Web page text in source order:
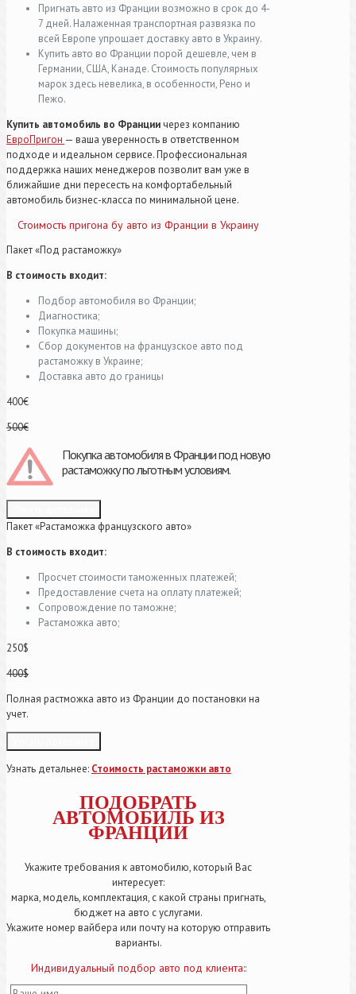
Пригнать авто из Франции возможно в срок до 4-
7 дней. Налаженная транспортная развязка по
всей Европе упрощает доставку авто в Украину.
Купить авто во Франции порой дешевле, чем в
Германии, США, Канаде. Стоимость популярных
марок здесь невелика, в особенности, Рено и
Пежо.
Купить автомобиль во Франциичерез компанию
ЕвроПригон — ваша уверенность в ответственном
подходе и идеальном сервисе. Профессиональная
поддержка наших менеджеров позволит вам уже в
ближайшие дни пересесть на комфортабельный
автомобиль бизнес-класса по минимальной цене.
Стоимость пригона бу авто из Франции в Украину
Пакет «Под растаможку»
В стоимость входит:
Подбор автомобиля во Франции;
Диагностика;
Покупка машины;
Сбор документов на французское авто под
растаможку в Украине;
Доставка авто до границы
400€
500€
Покупка автомобиля в Франции под новую
растаможку по льготным условиям.
Пакет «Растаможка французского авто»
В стоимость входит:
Просчет стоимости таможенных платежей;
Предоставление счета на оплату платежей;
Сопровождение по таможне;
Растаможка авто;
250$
400$
Полная растможка авто из Франции до постановки на
учет.
Узнать детальнее: Стоимость растаможки авто
ПОДОБРАТЬ
АВТОМОБИЛЬ ИЗ
ФРАНЦИИ
Укажите требования к автомобилю, который Вас
интересует:
марка, модель, комплектация, с какой страны пригнать,
бюджет на авто с услугами.
Укажите номер вайбера или почту на которую отправить
варианты.
Индивидуальный подбор авто под клиента::